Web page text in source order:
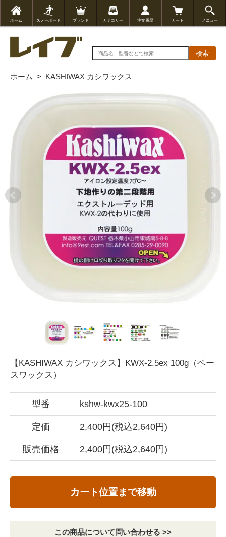
ホーム スノーボード ブランド カテゴリー 注文履歴 カート メニュー
検索
ホーム > KASHIWAX カシワックス
【KASHIWAX カシワックス】KWX-2.5ex 100g（ベー
スワックス）
型番 kshw-kwx25-100
定価 2,400円(税込2,640円)
販売価格 2,400円(税込2,640円)
カート位置まで移動
この商品について問い合わせる >>